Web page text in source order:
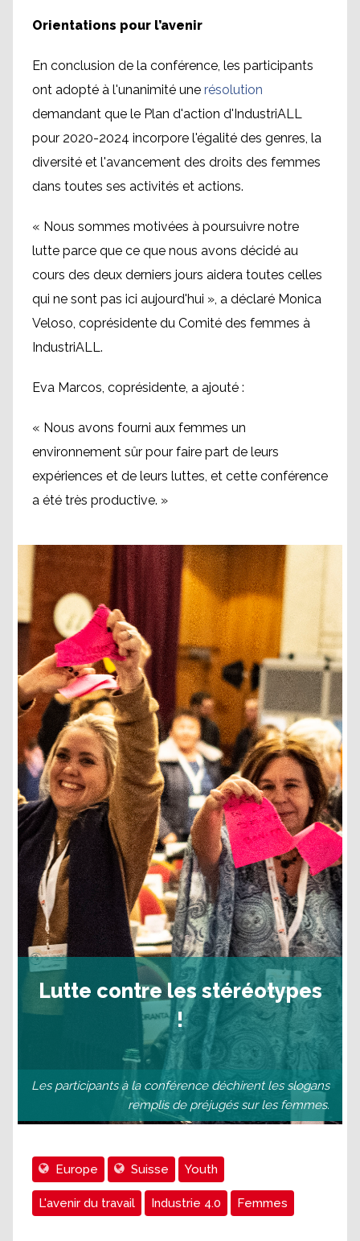
Orientations pour l’avenir
En conclusion de la conférence, les participants
ont adopté à l'unanimité une résolution
demandant que le Plan d'action d'IndustriALL
pour 2020-2024 incorpore l'égalité des genres, la
diversité et l'avancement des droits des femmes
dans toutes ses activités et actions.
« Nous sommes motivées à poursuivre notre
lutte parce que ce que nous avons décidé au
cours des deux derniers jours aidera toutes celles
qui ne sont pas ici aujourd'hui », a déclaré Monica
Veloso, coprésidente du Comité des femmes à
IndustriALL.
Eva Marcos, coprésidente, a ajouté :
« Nous avons fourni aux femmes un
environnement sûr pour faire part de leurs
expériences et de leurs luttes, et cette conférence
a été très productive. »
Lutte contre les stéréotypes
!
Les participants à la conférence déchirent les slogans
remplis de préjugés sur les femmes.
Europe Suisse Youth
L'avenir du travail Industrie 4.0 Femmes